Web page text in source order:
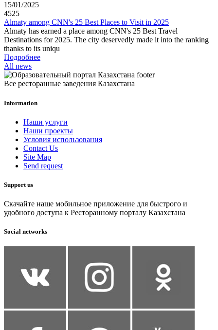
15/01/2025
4525
Almaty among CNN's 25 Best Places to Visit in 2025
Almaty has earned a place among CNN's 25 Best Travel
Destinations for 2025. The city deservedly made it into the ranking
thanks to its uniqu
Подробнее
All news
Все ресторанные заведения Казахстана
Information
Наши услуги
Наши проекты
Условия использования
Contact Us
Site Map
Send request
Support us
Скачайте наше мобильное приложение для быстрого и
удобного доступа к Ресторанному порталу Казахстана
Social networks